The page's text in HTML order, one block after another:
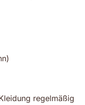
regelmäßig